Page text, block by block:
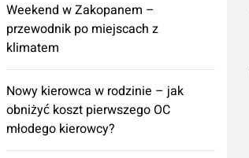
Weekend w Zakopanem –
przewodnik po miejscach z
klimatem
Nowy kierowca w rodzinie – jak
obniżyć koszt pierwszego OC
młodego kierowcy?